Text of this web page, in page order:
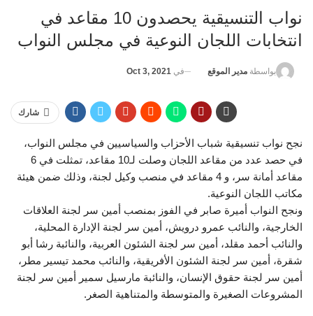
نواب التنسيقية يحصدون 10 مقاعد في
انتخابات اللجان النوعية في مجلس النواب
بواسطة مدير الموقع في Oct 3, 2021
شارك
نجح نواب تنسيقية شباب الأحزاب والسياسيين في مجلس النواب،
في حصد عدد من مقاعد اللجان وصلت لـ10 مقاعد، تمثلت في 6
مقاعد أمانة سر، و 4 مقاعد في منصب وكيل لجنة، وذلك ضمن هيئة
مكاتب اللجان النوعية.
ونجح النواب أميرة صابر في الفوز بمنصب أمين سر لجنة العلاقات
الخارجية، والنائب عمرو درويش، أمين سر لجنة الإدارة المحلية،
والنائب أحمد مقلد، أمين سر لجنة الشئون العربية، والنائبة رشا أبو
شقرة، أمين سر لجنة الشئون الأفريقية، والنائب محمد تيسير مطر،
أمين سر لجنة حقوق الإنسان، والنائبة مارسيل سمير أمين سر لجنة
المشروعات الصغيرة والمتوسطة والمتناهية الصغر.